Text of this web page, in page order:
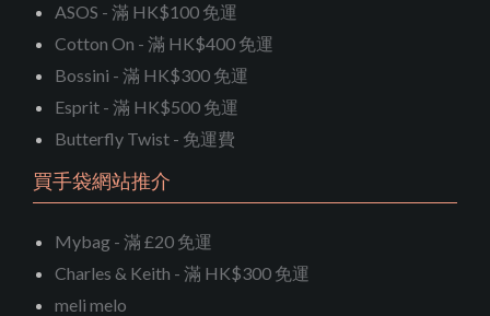
ASOS - 滿 HK$100 免運
Cotton On - 滿 HK$400 免運
Bossini - 滿 HK$300 免運
Esprit - 滿 HK$500 免運
Butterfly Twist - 免運費
買手袋網站推介
Mybag - 滿 £20 免運
Charles & Keith - 滿 HK$300 免運
meli melo